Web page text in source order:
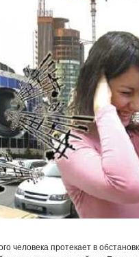
человека протекает в